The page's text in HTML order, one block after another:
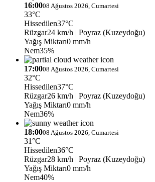
16:0008 Ağustos 2026, Cumartesi
33°C
Hissedilen37°C
Rüzgar24 km/h | Poyraz (Kuzeydoğu)
Yağış Miktarı0 mm/h
Nem35%
17:0008 Ağustos 2026, Cumartesi
32°C
Hissedilen37°C
Rüzgar26 km/h | Poyraz (Kuzeydoğu)
Yağış Miktarı0 mm/h
Nem36%
18:0008 Ağustos 2026, Cumartesi
31°C
Hissedilen36°C
Rüzgar28 km/h | Poyraz (Kuzeydoğu)
Yağış Miktarı0 mm/h
Nem40%